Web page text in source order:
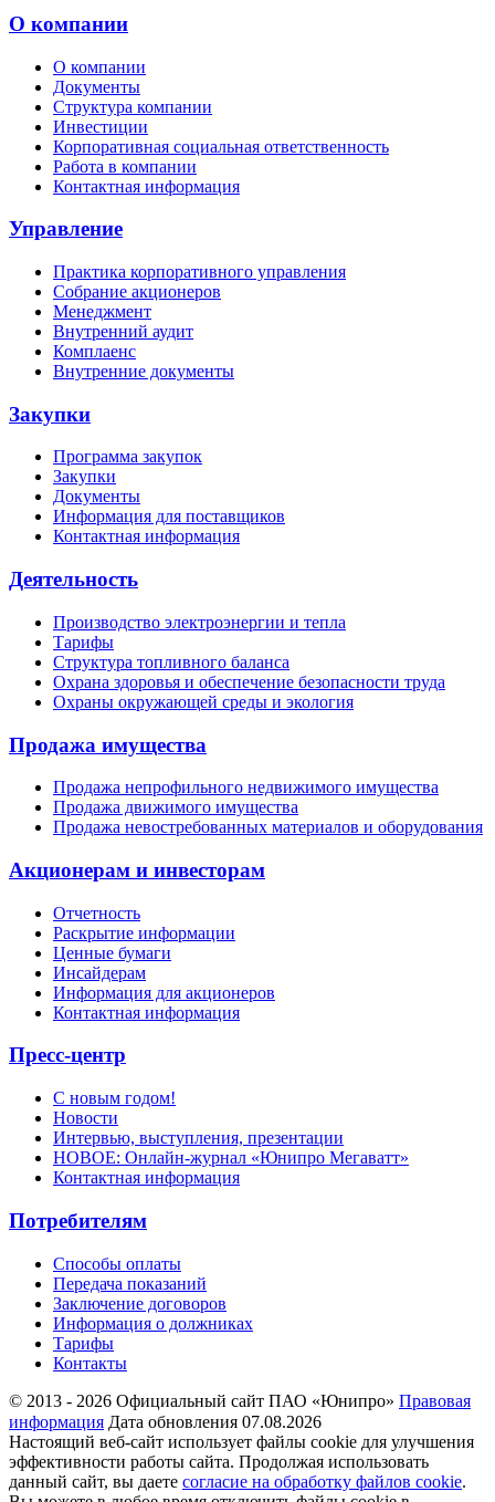
О компании
О компании
Документы
Структура компании
Инвестиции
Корпоративная социальная ответственность
Работа в компании
Контактная информация
Управление
Практика корпоративного управления
Собрание акционеров
Менеджмент
Внутренний аудит
Комплаенс
Внутренние документы
Закупки
Программа закупок
Закупки
Документы
Информация для поставщиков
Контактная информация
Деятельность
Производство электроэнергии и тепла
Тарифы
Структура топливного баланса
Охрана здоровья и обеспечение безопасности труда
Охраны окружающей среды и экология
Продажа имущества
Продажа непрофильного недвижимого имущества
Продажа движимого имущества
Продажа невостребованных материалов и оборудования
Акционерам и инвесторам
Отчетность
Раскрытие информации
Ценные бумаги
Инсайдерам
Информация для акционеров
Контактная информация
Пресс-центр
С новым годом!
Новости
Интервью, выступления, презентации
НОВОЕ: Онлайн-журнал «Юнипро Мегаватт»
Контактная информация
Потребителям
Способы оплаты
Передача показаний
Заключение договоров
Информация о должниках
Тарифы
Контакты
© 2013 - 2026 Официальный сайт ПАО «Юнипро» Правовая
информация Дата обновления 07.08.2026
Настоящий веб-сайт использует файлы cookie для улучшения
эффективности работы сайта. Продолжая использовать
данный сайт, вы даете согласие на обработку файлов cookie.